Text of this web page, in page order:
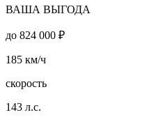
ВАША ВЫГОДА
до 824 000 ₽
185 км/ч
скорость
143 л.с.